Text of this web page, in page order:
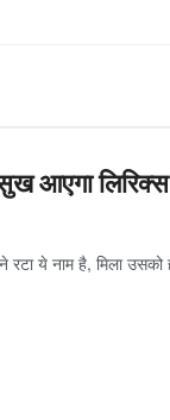
सुख आएगा लिरिक्स
रटा ये नाम है, मिला उसको